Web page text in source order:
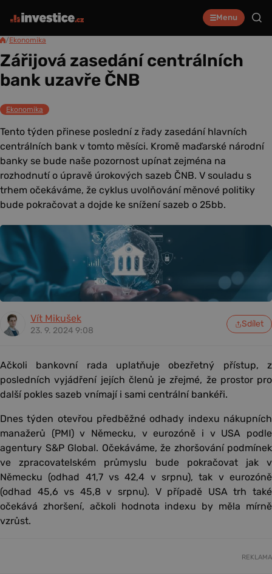
Menu
/Ekonomika
Zářijová zasedání centrálních
bank uzavře ČNB
Ekonomika
Tento týden přinese poslední z řady zasedání hlavních
centrálních bank v tomto měsíci. Kromě maďarské národní
banky se bude naše pozornost upínat zejména na
rozhodnutí o úpravě úrokových sazeb ČNB. V souladu s
trhem očekáváme, že cyklus uvolňování měnové politiky
bude pokračovat a dojde ke snížení sazeb o 25bb.
Vít Mikušek
23. 9. 2024 9:08
Sdílet
Ačkoli bankovní rada uplatňuje obezřetný přístup, z
posledních vyjádření jejích členů je zřejmé, že prostor pro
další pokles sazeb vnímají i sami centrální bankéři.
Dnes týden otevřou předběžné odhady indexu nákupních
manažerů (PMI) v Německu, v eurozóně i v USA podle
agentury S&P Global. Očekáváme, že zhoršování podmínek
ve zpracovatelském průmyslu bude pokračovat jak v
Německu (odhad 41,7 vs 42,4 v srpnu), tak v eurozóně
(odhad 45,6 vs 45,8 v srpnu). V případě USA trh také
očekává zhoršení, ačkoli hodnota indexu by měla mírně
vzrůst.
REKLAMA